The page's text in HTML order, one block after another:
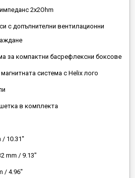
2х2Ohm
с допълнителни вентилационни
за компактни басрефлексни боксове
система с Helix лого
в комплекта
/ 10.31"
mm / 9.13"
/ 4.96"